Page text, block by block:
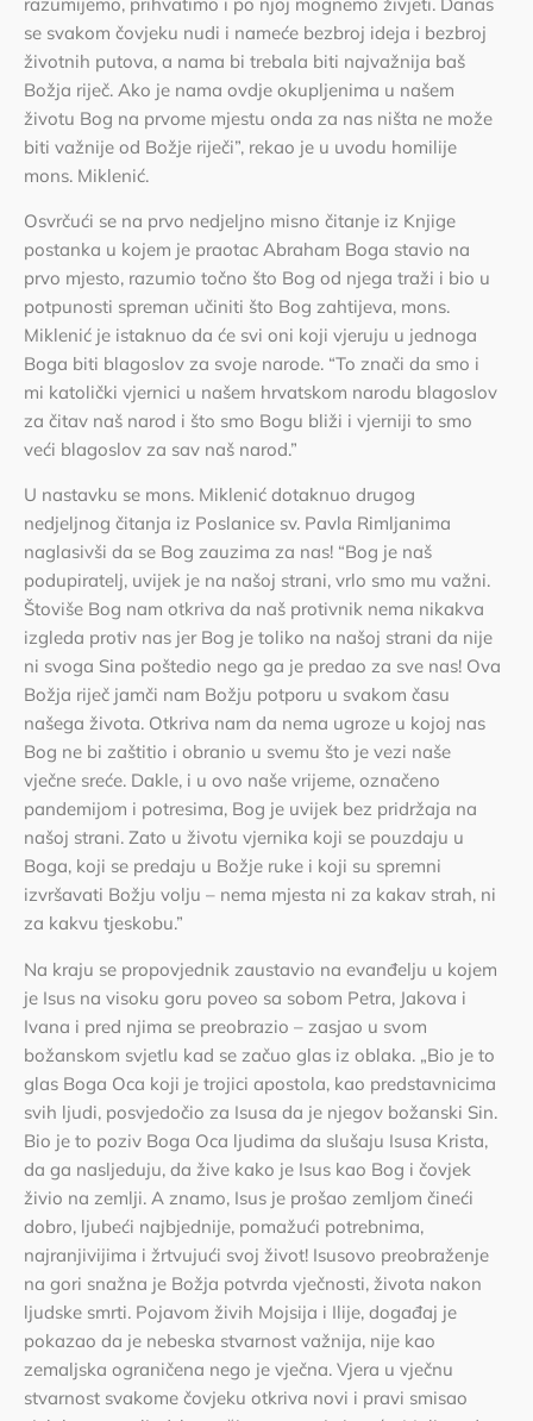
se svakom čovjeku nudi i nameće bezbroj ideja i bezbroj
životnih putova, a nama bi trebala biti najvažnija baš
Božja riječ. Ako je nama ovdje okupljenima u našem
životu Bog na prvome mjestu onda za nas ništa ne može
biti važnije od Božje riječi”, rekao je u uvodu homilije
mons. Miklenić.
Osvrčući se na prvo nedjeljno misno čitanje iz Knjige
postanka u kojem je praotac Abraham Boga stavio na
prvo mjesto, razumio točno što Bog od njega traži i bio u
potpunosti spreman učiniti što Bog zahtijeva, mons.
Miklenić je istaknuo da će svi oni koji vjeruju u jednoga
Boga biti blagoslov za svoje narode. “To znači da smo i
mi katolički vjernici u našem hrvatskom narodu blagoslov
za čitav naš narod i što smo Bogu bliži i vjerniji to smo
veći blagoslov za sav naš narod.”
U nastavku se mons. Miklenić dotaknuo drugog
nedjeljnog čitanja iz Poslanice sv. Pavla Rimljanima
naglasivši da se Bog zauzima za nas! “Bog je naš
podupiratelj, uvijek je na našoj strani, vrlo smo mu važni.
Štoviše Bog nam otkriva da naš protivnik nema nikakva
izgleda protiv nas jer Bog je toliko na našoj strani da nije
ni svoga Sina poštedio nego ga je predao za sve nas! Ova
Božja riječ jamči nam Božju potporu u svakom času
našega života. Otkriva nam da nema ugroze u kojoj nas
Bog ne bi zaštitio i obranio u svemu što je vezi naše
vječne sreće. Dakle, i u ovo naše vrijeme, označeno
pandemijom i potresima, Bog je uvijek bez pridržaja na
našoj strani. Zato u životu vjernika koji se pouzdaju u
Boga, koji se predaju u Božje ruke i koji su spremni
izvršavati Božju volju – nema mjesta ni za kakav strah, ni
za kakvu tjeskobu.”
Na kraju se propovjednik zaustavio na evanđelju u kojem
je Isus na visoku goru poveo sa sobom Petra, Jakova i
Ivana i pred njima se preobrazio – zasjao u svom
božanskom svjetlu kad se začuo glas iz oblaka. „Bio je to
glas Boga Oca koji je trojici apostola, kao predstavnicima
svih ljudi, posvjedočio za Isusa da je njegov božanski Sin.
Bio je to poziv Boga Oca ljudima da slušaju Isusa Krista,
da ga nasljeduju, da žive kako je Isus kao Bog i čovjek
živio na zemlji. A znamo, Isus je prošao zemljom čineći
dobro, ljubeći najbjednije, pomažući potrebnima,
najranjivijima i žrtvujući svoj život! Isusovo preobraženje
na gori snažna je Božja potvrda vječnosti, života nakon
ljudske smrti. Pojavom živih Mojsija i Ilije, događaj je
pokazao da je nebeska stvarnost važnija, nije kao
zemaljska ograničena nego je vječna. Vjera u vječnu
stvarnost svakome čovjeku otkriva novi i pravi smisao